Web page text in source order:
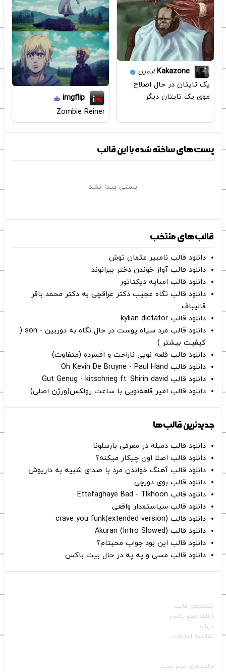
Kakazone ادمین
یک تایتان در حال اصلاح
موی یک تایتان دیگر
imgflip
Zombie Reiner
پست‌های ساخته شده با این قالب
پستی پیدا نشد
قالب‌های منتخب
دانلود قالب نامبیر عثمان ‌توش
دانلود قالب آواز خوندن دختر بیرانوند
دانلود قالب امباپه دیکتاتور
دانلود قالب نگاه عجیب دکتر عراقچی به دکتر محمد باقر
قالیباف
دانلود قالب kylian dictator
دانلود قالب مرد سیاه پوست در حال نگاه به دوربین - son (
کیفیت بیشتر )
دانلود قالب قلعه نویی ناراحت و افسرده (متفاوت)
دانلود قالب Oh Kevin De Bruyne - Paul Hand
دانلود قالب Gut Genug - kitschrieg ft. Shirin david
دانلود قالب امیر قلعه‌نویی با ساعت رولکس(ورژن اصلی)
جدیدترین قالب‌ها
دانلود قالب دمبله در معرفی بارسلونا
دانلود قالب اصلا اون چیکار میکنه؟
دانلود قالب آهنگ خواندن مرد با صدای شبیه به داریوش
دانلود قالب بوی دورچی
دانلود قالب Ettefaghaye Bad - Tlkhoon
دانلود قالب سیاستمدار واقعی
دانلود قالب crave you funk(extended version)
دانلود قالب (Intro Slowed) Akuran
دانلود قالب این بود جواب محبتام؟
دانلود قالب مسی و په په در حال بیت باکس
جستجوی قالب
دانلود میم باکس
درباره
مقایسه امکانات
قالب‌ های میم جدید